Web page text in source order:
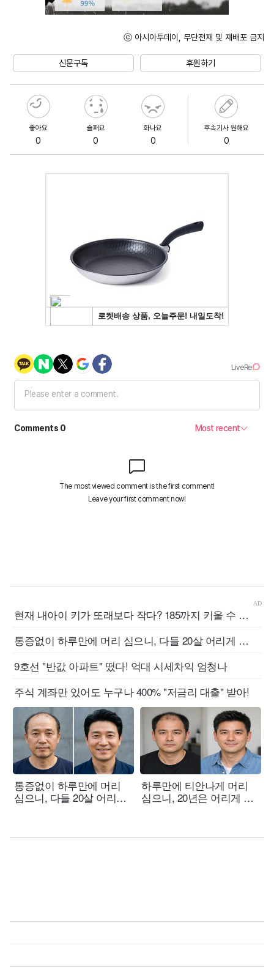
ⓒ 아시아투데이, 무단전재 및 재배포 금지
신문구독 후원하기
좋아요
0
슬퍼요
0
화나요
0
후속기사 원해요
0